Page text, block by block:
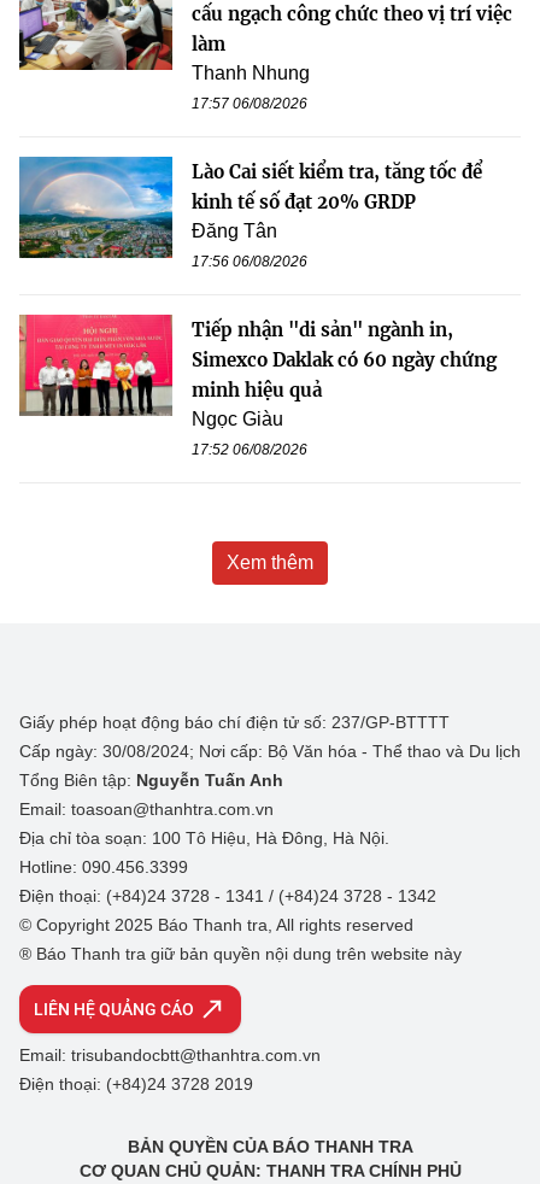
cấu ngạch công chức theo vị trí việc
làm
Thanh Nhung
17:57 06/08/2026
Lào Cai siết kiểm tra, tăng tốc để
kinh tế số đạt 20% GRDP
Đăng Tân
17:56 06/08/2026
Tiếp nhận "di sản" ngành in,
Simexco Daklak có 60 ngày chứng
minh hiệu quả
Ngọc Giàu
17:52 06/08/2026
Xem thêm
Giấy phép hoạt động báo chí điện tử số: 237/GP-BTTTT
Cấp ngày: 30/08/2024; Nơi cấp: Bộ Văn hóa - Thể thao và Du lịch
Tổng Biên tập: Nguyễn Tuấn Anh
Email: toasoan@thanhtra.com.vn
Địa chỉ tòa soạn: 100 Tô Hiệu, Hà Đông, Hà Nội.
Hotline: 090.456.3399
Điện thoại: (+84)24 3728 - 1341 / (+84)24 3728 - 1342
© Copyright 2025 Báo Thanh tra, All rights reserved
® Báo Thanh tra giữ bản quyền nội dung trên website này
LIÊN HỆ QUẢNG CÁO
Email: trisubandocbtt@thanhtra.com.vn
Điện thoại: (+84)24 3728 2019
BẢN QUYỀN CỦA BÁO THANH TRA
CƠ QUAN CHỦ QUẢN: THANH TRA CHÍNH PHỦ